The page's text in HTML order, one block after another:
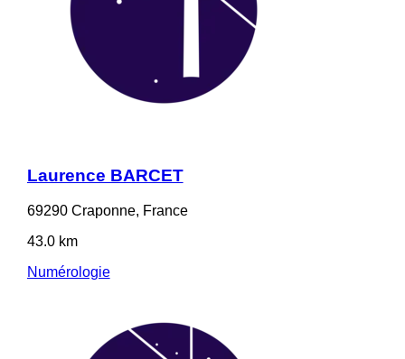
Laurence BARCET
69290 Craponne, France
43.0 km
Numérologie